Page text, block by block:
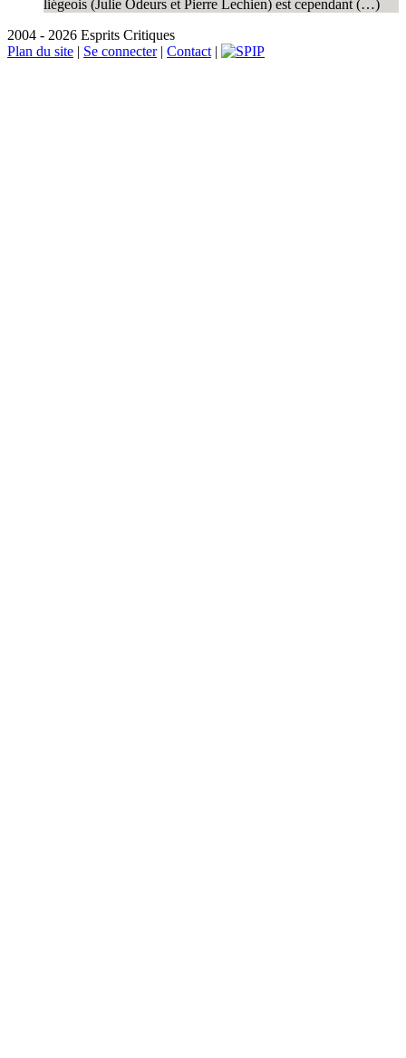
liégeois (Julie Odeurs et Pierre Lechien) est cependant (…)
2004 - 2026 Esprits Critiques
Plan du site | Se connecter| Contact |